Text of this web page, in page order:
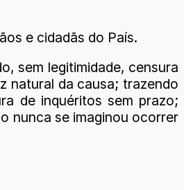
e cidadãs do País.
sem legitimidade, censura
natural da causa; trazendo
de inquéritos sem prazo;
nunca se imaginou ocorrer